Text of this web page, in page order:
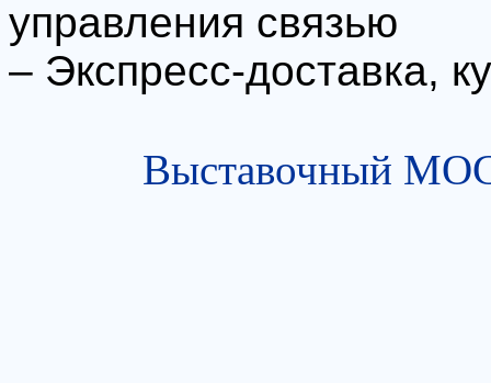
управления связью
– Экспресс-доставка,
Выставочный